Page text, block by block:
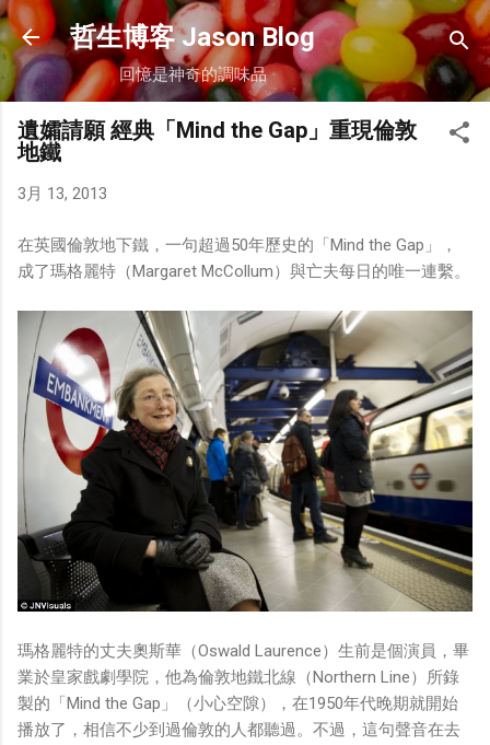
跳到主要內容
哲生博客 Jason Blog
回憶是神奇的調味品
遺孀請願 經典「Mind the Gap」重現倫敦
地鐵
3月 13, 2013
在英國倫敦地下鐵，一句超過50年歷史的「Mind the Gap」，
成了瑪格麗特（Margaret McCollum）與亡夫每日的唯一連繫。
瑪格麗特的丈夫奧斯華（Oswald Laurence）生前是個演員，畢
業於皇家戲劇學院，他為倫敦地鐵北線（Northern Line）所錄
製的「Mind the Gap」（小心空隙），在1950年代晚期就開始
播放了，相信不少到過倫敦的人都聽過。不過，這句聲音在去